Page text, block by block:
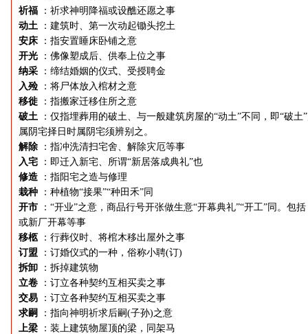
祈福
：祈求神明降福或设醮还愿之事
动土
：建筑时、第一次动起锄头挖土
安床
：指安置睡床卧铺之意
开光
：佛像塑成后、供奉上位之事
纳采
：缔结婚姻的仪式、受授聘金
入殓
：将尸体放入棺材之意
移徙
：指搬家迁移住所之意
破土
：仅指埋葬用的破土、与一般建筑房屋的“动土”不同，即“破
属阴宅择日时属阴宅须辨别之。
解除
：指冲洗清扫宅舍、解除灾厄等事
入宅
：即迁入新宅、所谓“新居落成典礼”也
修造
：指阳宅之造与修理
栽种
：种植物“接果”“种田禾”同
开市
：“开业”之意，商品行号开张做生意“开幕典礼”“开工”同。
或新厂开幕等事
移柩
：行葬仪时、将棺木移出屋外之事
订盟
：订婚仪式的一种，俗称小聘(订)
拆卸
：拆掉建筑物
立卷
：订立各种契约互相买卖之事
交易
：订立各种契约互相买卖之事
求嗣
：指向神明祈求后嗣(子孙)之意
上梁
：装上建筑物屋顶的梁，同架马